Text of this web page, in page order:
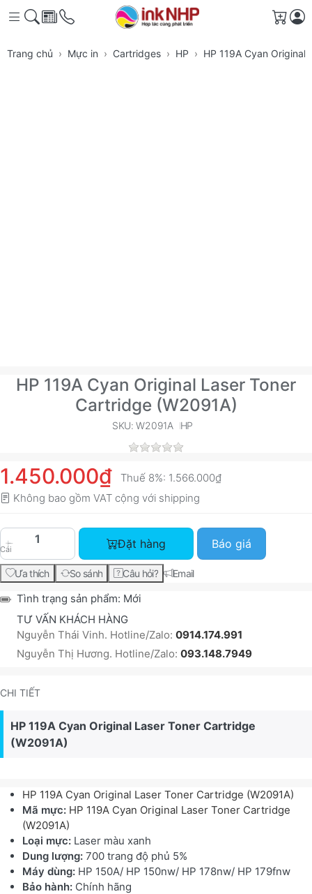
Giỏ
Trang chủ Mực in Cartridges HP HP 119A Cyan Original
HP 119A Cyan Original Laser Toner
Cartridge (W2091A)
SKU: W2091A HP
1.450.000₫ Thuế 8%: 1.566.000₫
Không bao gồm VAT cộng với shipping
Cái
HP 119A Cyan Original Laser Toner Cartridge
Đặt hàng Báo giá
Ưa thích So sánh Câu hỏi? Email
Tình trạng sản phẩm: Mới
TƯ VẤN KHÁCH HÀNG
Nguyễn Thái Vinh. Hotline/Zalo: 0914.174.991
Nguyễn Thị Hương. Hotline/Zalo: 093.148.7949
CHI TIẾT
HP 119A Cyan Original Laser Toner Cartridge
(W2091A)
HP 119A Cyan Original Laser Toner Cartridge (W2091A)
Mã mực: HP 119A Cyan Original Laser Toner Cartridge
(W2091A)
Loại mực: Laser màu xanh
Dung lượng: 700 trang độ phủ 5%
Máy dùng: HP 150A/ HP 150nw/ HP 178nw/ HP 179fnw
Bảo hành: Chính hãng